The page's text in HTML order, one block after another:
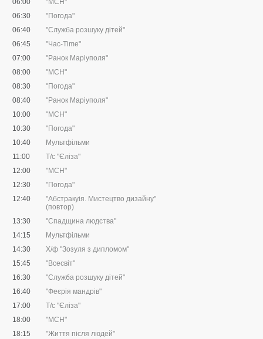
06:00
"МСН"
06:30
"Погода"
06:40
"Служба розшуку дітей"
06:45
"Час-Time"
07:00
"Ранок Маріуполя"
08:00
"МСН"
08:30
"Погода"
08:40
"Ранок Маріуполя"
10:00
"МСН"
10:30
"Погода"
10:40
Мультфільми
11:00
Т/с "Єліза"
12:00
"МСН"
12:30
"Погода"
12:40
"Абстракуія. Мистецтво дизайну"
(повтор)
13:30
"Спадщина людства"
14:15
Мультфільми
14:30
Х/ф "Зозуля з дипломом"
15:45
"Всесвіт"
16:30
"Служба розшуку дітей"
16:40
"Феєрія мандрів"
17:00
Т/с "Єліза"
18:00
"МСН"
18:15
"Життя після людей"